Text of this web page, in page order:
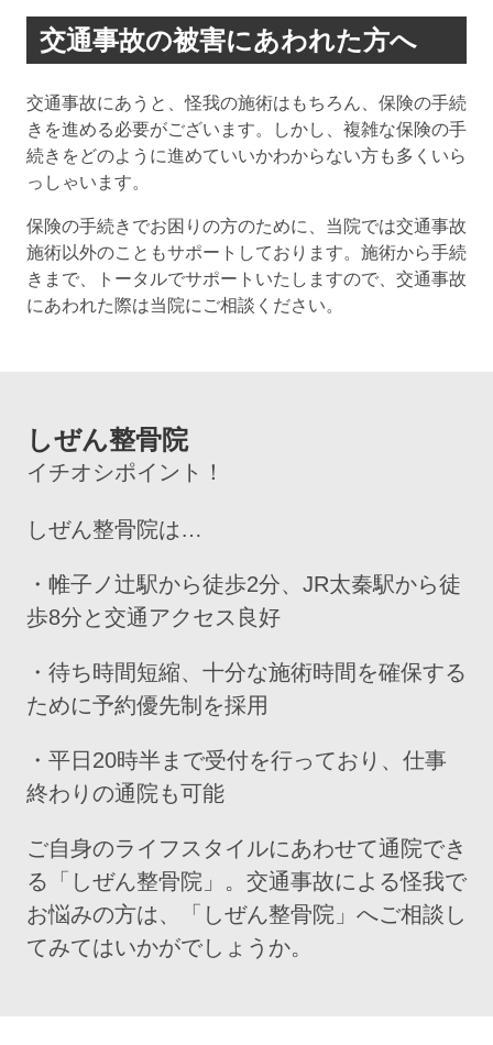
交通事故の被害にあわれた方へ
交通事故にあうと、怪我の施術はもちろん、保険の手続
きを進める必要がございます。しかし、複雑な保険の手
続きをどのように進めていいかわからない方も多くいら
っしゃいます。
保険の手続きでお困りの方のために、当院では交通事故
施術以外のこともサポートしております。施術から手続
きまで、トータルでサポートいたしますので、交通事故
にあわれた際は当院にご相談ください。
しぜん整骨院
イチオシポイント！
しぜん整骨院は…
・帷子ノ辻駅から徒歩2分、JR太秦駅から徒
歩8分と交通アクセス良好
・待ち時間短縮、十分な施術時間を確保する
ために予約優先制を採用
・平日20時半まで受付を行っており、仕事
終わりの通院も可能
ご自身のライフスタイルにあわせて通院でき
る「しぜん整骨院」。交通事故による怪我で
お悩みの方は、「しぜん整骨院」へご相談し
てみてはいかがでしょうか。